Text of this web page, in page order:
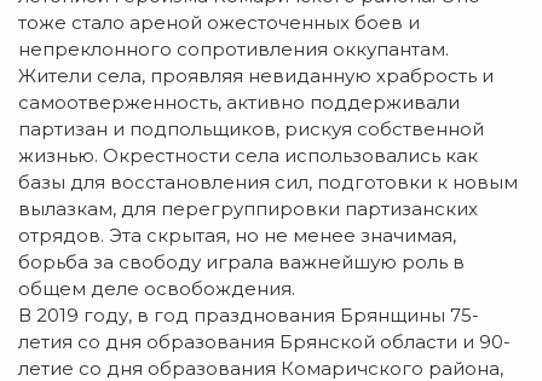
тоже стало ареной ожесточенных боев и
непреклонного сопротивления оккупантам.
Жители села, проявляя невиданную храбрость и
самоотверженность, активно поддерживали
партизан и подпольщиков, рискуя собственной
жизнью. Окрестности села использовались как
базы для восстановления сил, подготовки к новым
вылазкам, для перегруппировки партизанских
отрядов. Эта скрытая, но не менее значимая,
борьба за свободу играла важнейшую роль в
общем деле освобождения.
В 2019 году, в год празднования Брянщины 75-
летия со дня образования Брянской области и 90-
летие со дня образования Комаричского района,